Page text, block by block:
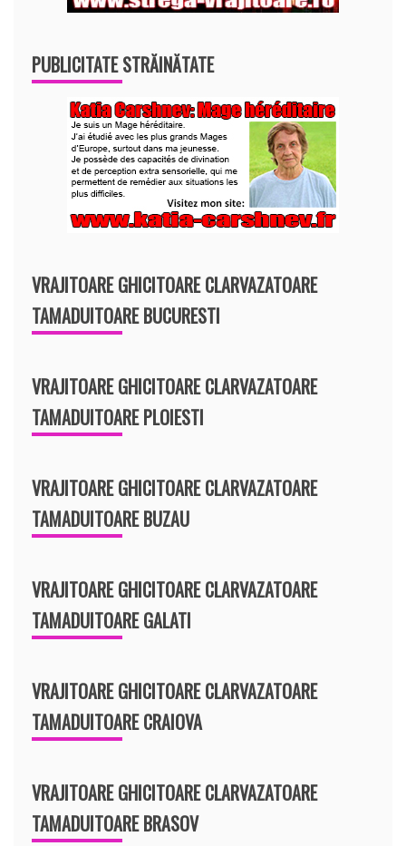
PUBLICITATE STRĂINĂTATE
VRAJITOARE GHICITOARE CLARVAZATOARE
TAMADUITOARE BUCURESTI
VRAJITOARE GHICITOARE CLARVAZATOARE
TAMADUITOARE PLOIESTI
VRAJITOARE GHICITOARE CLARVAZATOARE
TAMADUITOARE BUZAU
VRAJITOARE GHICITOARE CLARVAZATOARE
TAMADUITOARE GALATI
VRAJITOARE GHICITOARE CLARVAZATOARE
TAMADUITOARE CRAIOVA
VRAJITOARE GHICITOARE CLARVAZATOARE
TAMADUITOARE BRASOV